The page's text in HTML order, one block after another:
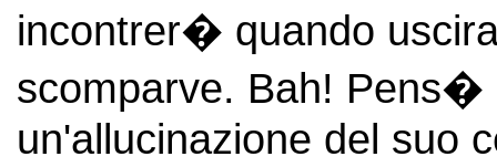
incontrer� quando
scomparve. Bah! Pens�
un'allucinazione del suo